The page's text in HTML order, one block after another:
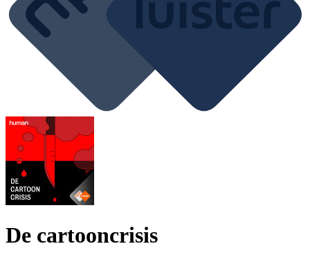
De cartooncrisis